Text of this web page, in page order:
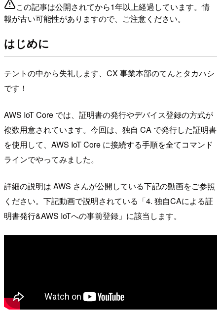
この記事は公開されてから1年以上経過しています。情
報が古い可能性がありますので、ご注意ください。
はじめに
テントの中から失礼します、CX 事業本部のてんとタカハシ
です！
AWS IoT Core では、証明書の発行やデバイス登録の方式が
複数用意されています。今回は、独自 CA で発行した証明書
を使用して、AWS IoT Core に接続する手順を全てコマンド
ラインでやってみました。
詳細の説明は AWS さんが公開している下記の動画をご参照
ください。下記動画で説明されている「4. 独自CAによる証
明書発行&AWS IoTへの事前登録」に該当します。